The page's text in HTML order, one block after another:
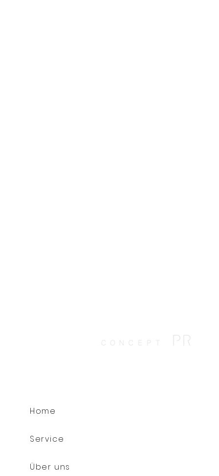
Home
Service
Über uns